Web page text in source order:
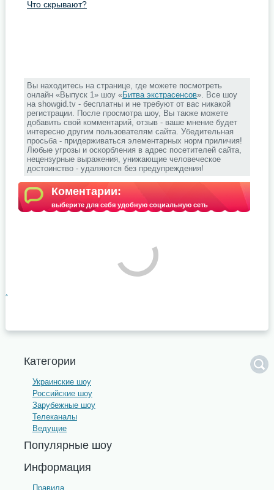
Что скрывают?
Вы находитесь на странице, где можете посмотреть
онлайн «Выпуск 1» шоу «Битва экстрасенсов». Все шоу
на showgid.tv - бесплатны и не требуют от вас никакой
регистрации. После просмотра шоу, Вы также можете
добавить свой комментарий, отзыв - ваше мнение будет
интересно другим пользователям сайта. Убедительная
просьба - придерживаться элементарных норм приличия!
Любые угрозы и оскорбления в адрес посетителей сайта,
нецензурные выражения, унижающие человеческое
достоинство - удаляются без предупреждения!
Коментарии:
выберите для себя удобную социальную сеть
.
Категории
Украинские шоу
Российские шоу
Зарубежные шоу
Телеканалы
Ведущие
Популярные шоу
Информация
Правила